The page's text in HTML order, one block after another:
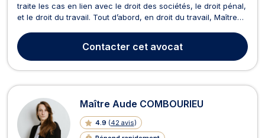
traite les cas en lien avec le droit des sociétés, le droit pénal,
et le droit du travail. Tout d’abord, en droit du travail, Maître
vous devriez comparaître devant le Conseil de prud’hommes.
Il en est ainsi pour les l...
Contacter cet avocat
Maître Aude COMBOURIEU
4.9 (42 avis)